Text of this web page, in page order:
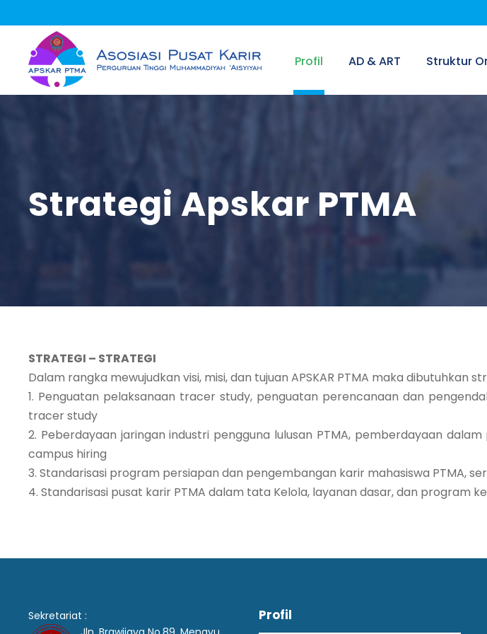
Profil AD & ART Struktur
Strategi Apskar PTMA
STRATEGI – STRATEGI
Dalam rangka mewujudkan visi, misi, dan tujuan APSKAR PTMA maka dibutuhkan
1. Penguatan pelaksanaan tracer study, penguatan perencanaan dan
tracer study
2. Peberdayaan jaringan industri pengguna lulusan PTMA, pemberdayaan
campus hiring
3. Standarisasi program persiapan dan pengembangan karir mahasiswa PTMA,
4. Standarisasi pusat karir PTMA dalam tata Kelola, layanan dasar, dan program
Sekretariat :
Profil